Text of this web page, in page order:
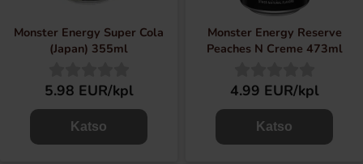
Monster Energy Super Cola
(Japan) 355ml
5.98 EUR/kpl
Katso
Monster Energy Reserve
Peaches N Creme 473ml
4.99 EUR/kpl
Katso